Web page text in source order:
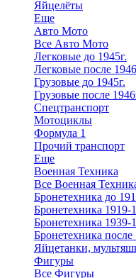
Яйцелёты
Еще
Авто Мото
Все Авто Мото
Легковые до 1945г.
Легковые после
Грузовые до 1945г.
Грузовые после
Спецтранспорт
Мотоциклы
Формула 1
Прочий транспорт
Еще
Военная Техника
Все Военная
Бронетехника до
Бронетехника 1919-
Бронетехника 1939-
Бронетехника после
Яйцетанки,
Фигуры
Все Фигуры